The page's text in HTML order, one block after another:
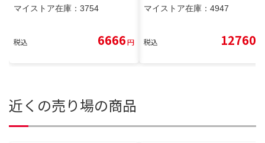
マイストア在庫： 3754
税込 6666円
マイストア在庫： 4947
税込 12760
近くの売り場の商品